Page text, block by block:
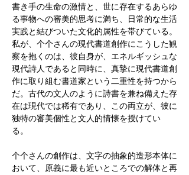
書き手の生命の激情と、世に存在するあらゆ
る事物への審美的思考に満ち、日常的な生活
実践と結びついた文化的属性を帯びている。
私が、个个さんの現代書道創作にこうした観
察を抱くのは、彼自身が、エネルギッシュな
現代詩人であると同時に、真摯に現代書道創
作に取り組む書道家という二重性を持つから
だ。古代の文人のように詩書を兼ね備えた存
在は現代では稀有であり、この両立が、彼に
独特の審美個性と文人的情懐を授けてい
る。
个个さんの創作は、文字の抽象的造形本体に
おいて、原義に最も近いところでの解体と再